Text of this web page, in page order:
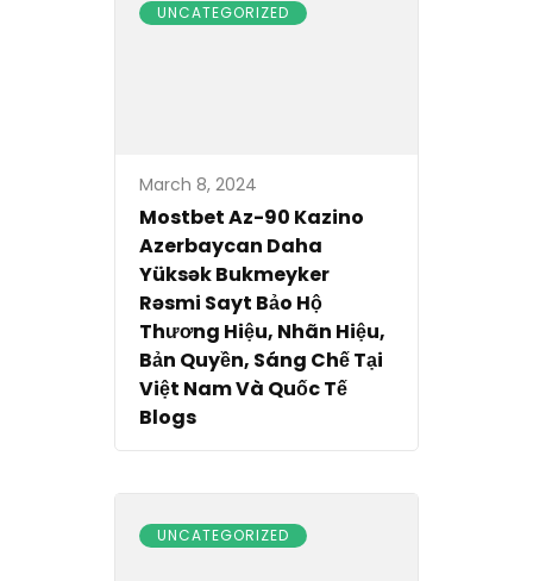
UNCATEGORIZED
March 8, 2024
Mostbet Az-90 Kazino
Azerbaycan Daha
Yüksək Bukmeyker
Rəsmi Sayt Bảo Hộ
Thương Hiệu, Nhãn Hiệu,
Bản Quyền, Sáng Chế Tại
Việt Nam Và Quốc Tế
Blogs
UNCATEGORIZED